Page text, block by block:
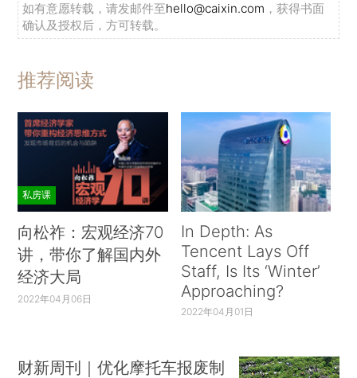
如有意愿转载，请发邮件至hello@caixin.com ，获得书面
确认及授权后，方可转载。
推荐阅读
私房课
向松祚：宏观经济70
讲，带你了解国内外
经济大局
2022年04月06日
In Depth: As
Tencent Lays Off
Staff, Is Its ‘Winter’
Approaching?
2022年04月01日
财新周刊｜优化摩托车报废制